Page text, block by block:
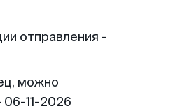
отправления -
можно
11-2026